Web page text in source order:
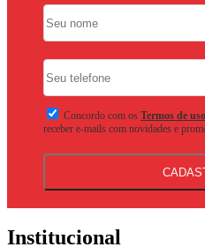
Concordo com os Termos de uso
receber e-mails com novidades e
Institucional